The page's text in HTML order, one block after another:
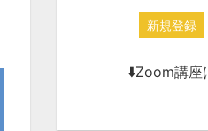
新規登録
⬇️Zoom講座